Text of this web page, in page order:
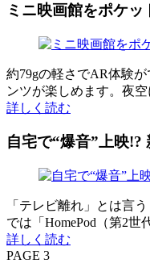
ミニ映画館をポケ
約79gの軽さでAR体験
ンツが楽しめます。夜
詳しく読む
自宅で“爆音”上映!?
「テレビ離れ」とは言
では「HomePod（第2
詳しく読む
PAGE 3